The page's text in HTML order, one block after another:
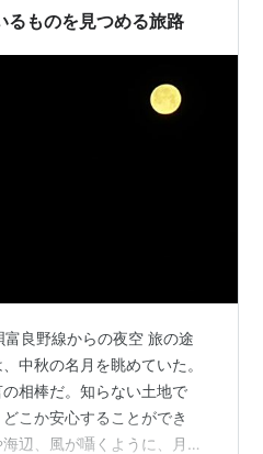
を変える魂の成功哲学』日
グレート」は教える ここ
力』村上和雄共著 日新報道
「究極のセールス」』かん
ものを見つめる旅路
良野線からの夜空 旅の途
中秋の名月を眺めていた。
相棒だ。知らない土地で
こか安心することができ
辺、風が囁くように、月は